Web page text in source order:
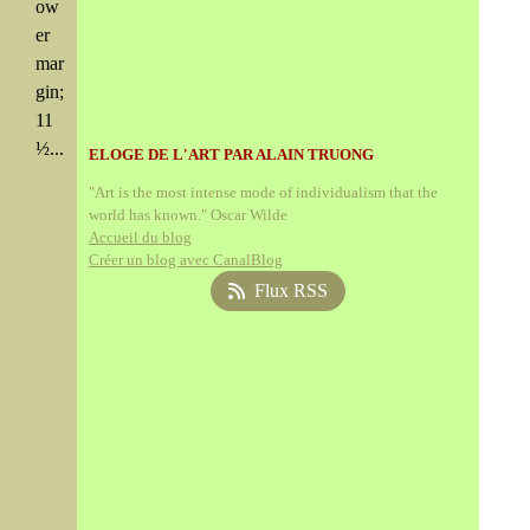
ow
er
mar
gin;
11
½...
ELOGE DE L'ART PAR ALAIN TRUONG
"Art is the most intense mode of individualism that the
world has known." Oscar Wilde
Accueil du blog
Créer un blog avec CanalBlog
Flux RSS